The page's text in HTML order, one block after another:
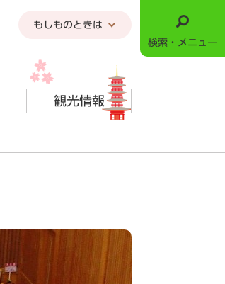
もしものときは
観光情報
検索・メニュー